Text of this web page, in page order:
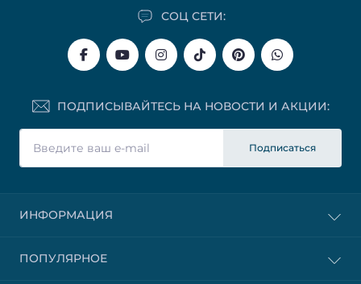
СОЦ СЕТИ:
ПОДПИСЫВАЙТЕСЬ НА НОВОСТИ И АКЦИИ:
Подписаться
ИНФОРМАЦИЯ
ПОПУЛЯРНОЕ